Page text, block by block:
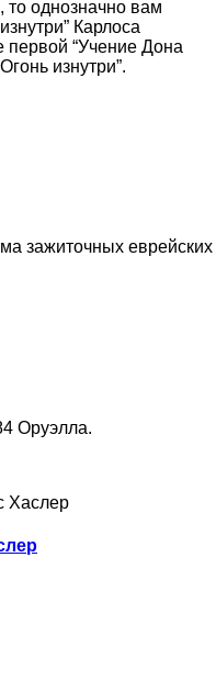
то однозначно вам
Карлоса
первой “Учение Дона
изнутри”.
зажиточных еврейских
Оруэлла.